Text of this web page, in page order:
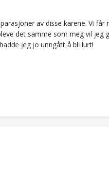
av disse karene. Vi
det samme som meg vil jeg
jeg jo unngått å bli lurt!